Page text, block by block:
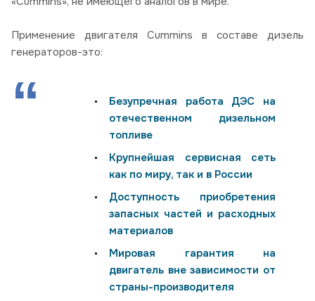
Применение двигателя Cummins в составе дизель
генераторов-это:
Безупречная работа ДЭС на
отечественном дизельном
топливе
Крупнейшая сервисная сеть
как по миру, так и в России
Доступность приобретения
запасных частей и расходных
материалов
Мировая гарантия на
двигатель вне зависимости от
страны-производителя